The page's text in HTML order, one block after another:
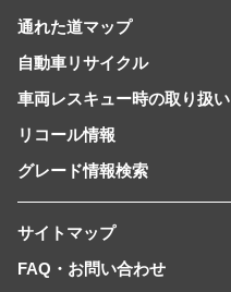
通れた道マップ
自動車リサイクル
車両レスキュー時の取り扱い
リコール情報
グレード情報検索
サイトマップ
FAQ・お問い合わせ